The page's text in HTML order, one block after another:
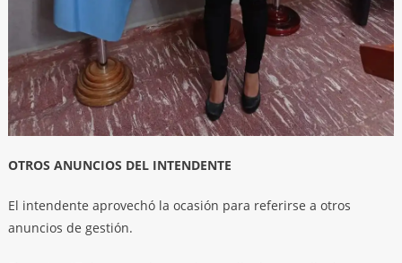
OTROS ANUNCIOS DEL INTENDENTE
El intendente aprovechó la ocasión para referirse a otros
anuncios de gestión.